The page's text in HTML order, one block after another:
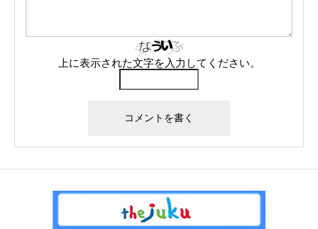
上に表示された文字を入力してください。